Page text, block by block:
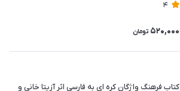
4
520,000 تومان
کتاب فرهنگ واژگان کره ای به فارسی اثر آزیتا خانی و